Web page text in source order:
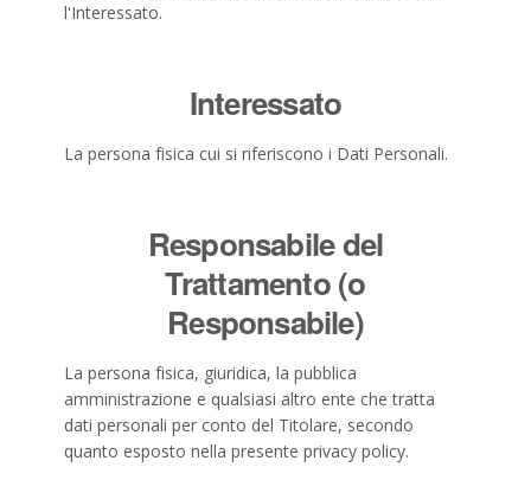
l'Interessato.
Interessato
La persona fisica cui si riferiscono i Dati Personali.
Responsabile del
Trattamento (o
Responsabile)
La persona fisica, giuridica, la pubblica
amministrazione e qualsiasi altro ente che tratta
dati personali per conto del Titolare, secondo
quanto esposto nella presente privacy policy.